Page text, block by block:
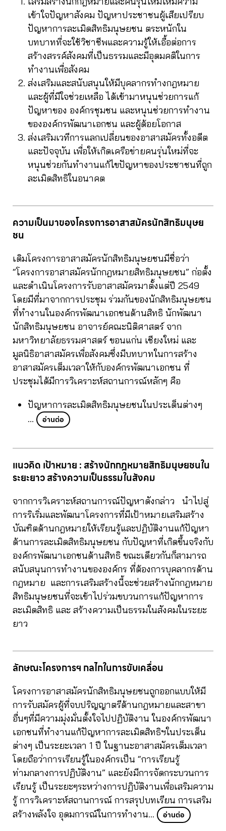
เข้าใจปัญหาสังคม ปัญหาประชาชนผู้เสียเปรียบ
ปัญหาการละเมิดสิทธิมนุษยชน ตระหนักใน
บทบาทที่จะใช้วิชาชีพและความรู้ให้เอื้อต่อการ
สร้างสรรค์สังคมที่เป็นธรรมและมีอุดมคติในการ
ทำงานเพื่อสังคม
ส่งเสริมและสนับสนุนให้มีบุคลากรทำงกฎหมาย
และผู้ที่มีใจช่วยเหลือ ได้เข้ามาหนุนช่วยการแก้
ปัญหาของ องค์กรชุมชน และหนุนช่วยการทำงาน
ขององค์กรพัฒนาเอกชน และผู้ด้อยโอกาส
ส่งเสริมเวทีการแลกเปลี่ยนของอาสาสมัครทั้งอดีต
และปัจจุบัน เพื่อให้เกิดเครือข่ายคนรุ่นใหม่ที่จะ
หนุนช่วยกันทำงานแก้ไขปัญหาของประชาชนที่ถูก
ละเมิดสิทธิในอนาคต
ความเป็นมาของโครงการอาสาสมัครนักสิทธิมนุษย
ชน
เดิมโครงการอาสาสมัครนักสิทธิมนุษยชนมีชื่อว่า
“โครงการอาสาสมัครนักกฎหมายสิทธิมนุษยชน” ก่อตั้ง
และดำเนินโครงการรับอาสาสมัครมาตั้งแต่ปี 2549
โดยมีที่มาจากการประชุม ร่วมกันของนักสิทธิมนุษยชน
ที่ทำงานในองค์กรพัฒนาเอกชนด้านสิทธิ นักพัฒนา
นักสิทธิมนุษยชน อาจารย์คณะนิติศาสตร์ จาก
มหาวิทยาลัยธรรมศาสตร์ ขอนแก่น เชียงใหม่ และ
มูลนิธิอาสาสมัครเพื่อสังคมซึ่งมีบทบาทในการสร้าง
อาสาสมัครเต็มเวลาให้กับองค์กรพัฒนาเอกชน ที่
ประชุมได้มีการวิเคราะห์สถานการณ์หลักๆ คือ
ปัญหาการละเมิดสิทธิมนุษยชนในประเด็นต่างๆ
…
อ่านต่อ
แนวคิด เป้าหมาย : สร้างนักกฎหมายสิทธิมนุษยชนใน
ระยะยาว สร้างความเป็นธรรมในสังคม
จากการวิเคราะห์สถานการณ์ปัญหาดังกล่าว นำไปสู่
การริเริ่มและพัฒนาโครงการที่มีเป้าหมายเสริมสร้าง
บัณฑิตด้านกฎหมายให้เรียนรู้และปฏิบัติงานแก้ปัญหา
ด้านการละเมิดสิทธิมนุษยชน กับปัญหาที่เกิดขึ้นจริงกับ
องค์กรพัฒนาเอกชนด้านสิทธิ ขณะเดียวกันก็สามารถ
สนับสนุนการทำงานขององค์กร ที่ต้องการบุคลากรด้าน
กฎหมาย และการเสริมสร้างนี้จะช่วยสร้างนักกฎหมาย
สิทธิมนุษยชนที่จะเข้าไปร่วมขบวนการแก้ปัญหาการ
ละเมิดสิทธิ และ สร้างความเป็นธรรมในสังคมในระยะ
ยาว
ลักษณะโครงการฯ กลไกในการขับเคลื่อน
โครงการอาสาสมัครนักสิทธิมนุษยชนถูกออกแบบให้มี
การรับสมัครผู้ที่จบปริญญาตรีด้านกฎหมายและสาขา
อื่นๆที่มีความมุ่งมั่นตั้งใจไปปฏิบัติงาน ในองค์กรพัฒนา
เอกชนที่ทำงานแก้ปัญหาการละเมิดสิทธิฯในประเด็น
ต่างๆ เป็นระยะเวลา 1 ปี ในฐานะอาสาสมัครเต็มเวลา
โดยถือว่าการเรียนรู้ในองค์กรเป็น “การเรียนรู้
ท่ามกลางการปฏิบัติงาน” และยังมีการจัดกระบวนการ
เรียนรู้ เป็นระยะๆระหว่างการปฏิบัติงานเพื่อเสริมความ
รู้ การวิเคราะห์สถานการณ์ การสรุปบทเรียน การเสริม
สร้างพลังใจ อุดมการณ์ในการทำงาน… อ่านต่อ